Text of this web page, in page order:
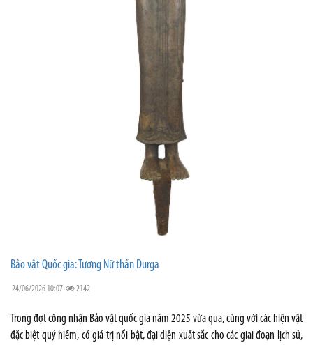
Bảo vật Quốc gia: Tượng Nữ thần Durga
24/06/2026 10:07 2142
Trong đợt công nhận Bảo vật quốc gia năm 2025 vừa qua, cùng với các hiện vật
đặc biệt quý hiếm, có giá trị nổi bật, đại diện xuất sắc cho các giai đoạn lịch sử,